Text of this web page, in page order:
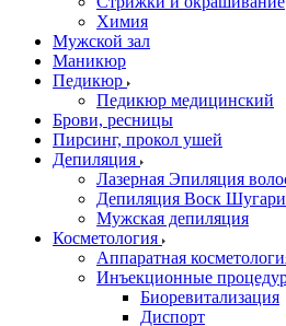
Химия
Мужской зал
Маникюр
Педикюр
Педикюр медицинский
Брови, ресницы
Пирсинг, прокол ушей
Депиляция
Лазерная Эпиляция
Депиляция Воск
Мужская депиляция
Косметология
Аппаратная
Инъекционные
Биоревитализация
Диспорт